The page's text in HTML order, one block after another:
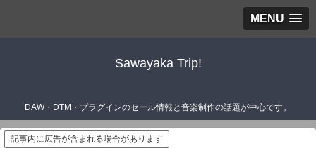
MENU
Sawayaka Trip!
DAW・DTM・プラグインのセール情報と音楽制作の話題が中心です。
記事内に広告が含まれる場合があります